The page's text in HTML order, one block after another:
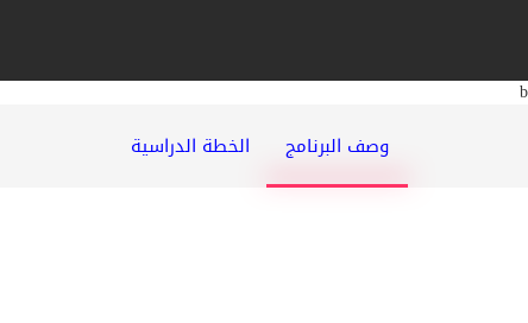
b
وصف البرنامج الخطة الدراسية